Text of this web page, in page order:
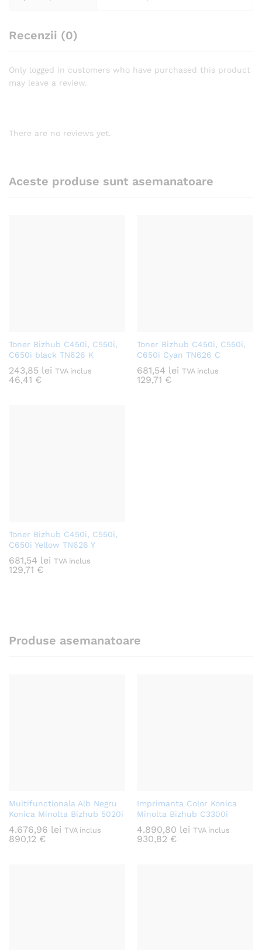
Recenzii (0)
Only logged in customers who have purchased this product
may leave a review.
There are no reviews yet.
Aceste produse sunt asemanatoare
Toner Bizhub C450i, C550i,
C650i black TN626 K
243,85 lei TVA inclus
46,41 €
Toner Bizhub C450i, C550i,
C650i Cyan TN626 C
681,54 lei TVA inclus
129,71 €
Toner Bizhub C450i, C550i,
C650i Yellow TN626 Y
681,54 lei TVA inclus
129,71 €
Produse asemanatoare
Multifunctionala Alb Negru
Konica Minolta Bizhub 5020i
4.676,96 lei TVA inclus
890,12 €
Imprimanta Color Konica
Minolta Bizhub C3300i
4.890,80 lei TVA inclus
930,82 €